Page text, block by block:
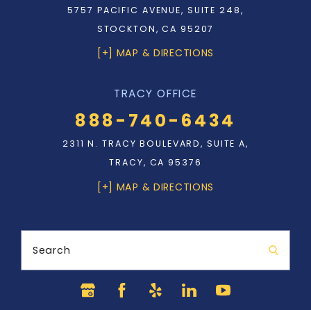
5757 PACIFIC AVENUE, SUITE 248,
STOCKTON, CA 95207
[+] MAP & DIRECTIONS
TRACY OFFICE
888-740-6434
2311 N. TRACY BOULEVARD, SUITE A,
TRACY, CA 95376
[+] MAP & DIRECTIONS
Search